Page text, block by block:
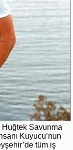
Huğtek Savunma
Kuyucu’nun
tüm iş